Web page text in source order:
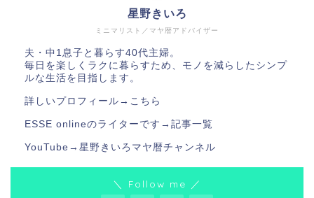
ミニマリスト／マヤ暦アドバイザー
星野きいろ
夫・中1息子と暮らす40代主婦。
毎日を楽しくラクに暮らすため、モノを減らしたシンプ
ルな生活を目指します。
詳しいプロフィール→ こちら
ESSE onlineのライターです→ 記事一覧
YouTube→ 星野きいろマヤ暦チャンネル
＼ Follow me ／